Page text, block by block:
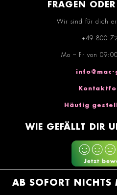
FRAGEN
Wir sind für dich
+49 800
Mo – Fr von
Häufig
WIE GEFÄLLT DIR
AB SOFORT NICHTS